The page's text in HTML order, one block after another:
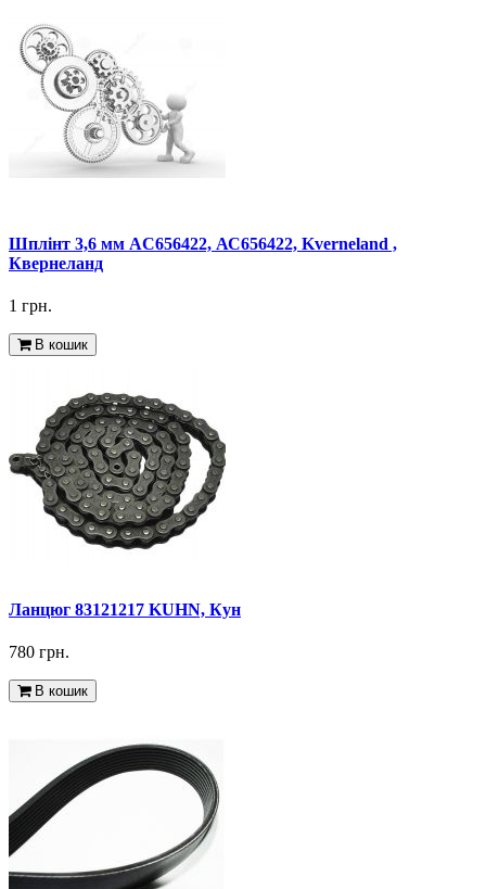
Шплінт 3,6 мм AC656422, АС656422, Kverneland ,
Квернеланд
1 грн.
В кошик
Ланцюг 83121217 KUHN, Кун
780 грн.
В кошик